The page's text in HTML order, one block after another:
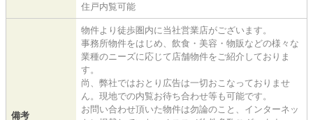
住戸内覧可能
備考
物件より徒歩圏内に当社営業店がございます。
事務所物件をはじめ、飲食・美容・物販などの様々な
業種のニーズに応じて店舗物件をご紹介しておりま
す。
尚、弊社ではおとり広告は一切おこなっておりませ
ん。現地での内覧お待ち合わせ等も可能です。
お問い合わせ頂いた物件は勿論のこと、インターネッ